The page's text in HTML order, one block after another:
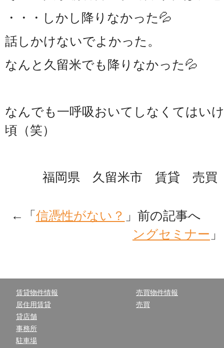
・・・しかし降りなかった💦
話しかけないでよかった。
なんと久留米でも降りなかった💦
なんでも一呼吸おいてしなくてはい
頃（笑）
福岡県 久留米市 賃貸 売買
←「 信憑性がない？ 」前の記事へ
ングセミナー
賃貸物件情報
居住用賃貸
貸店舗
事務所
駐車場
売買物件情報
売買